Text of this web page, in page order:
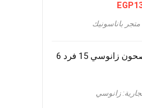
EGP
متجر باناسونيك
غسالة صحون زانوسي 15 فرد 6
زانوسي